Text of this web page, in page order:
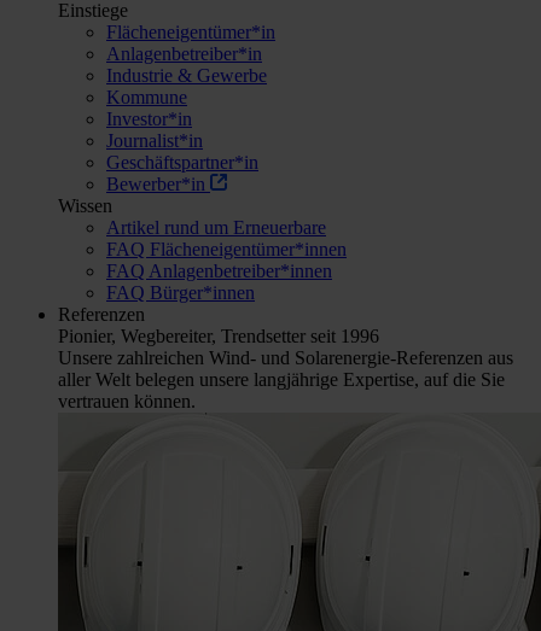
Einstiege
Flächeneigentümer*in
Anlagenbetreiber*in
Industrie & Gewerbe
Kommune
Investor*in
Journalist*in
Geschäftspartner*in
Bewerber*in
Wissen
Artikel rund um Erneuerbare
FAQ Flächeneigentümer*innen
FAQ Anlagenbetreiber*innen
FAQ Bürger*innen
Referenzen
Pionier, Wegbereiter, Trendsetter seit 1996
Unsere zahlreichen Wind- und Solarenergie-Referenzen aus
aller Welt belegen unsere langjährige Expertise, auf die Sie
vertrauen können.